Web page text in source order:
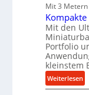
i
e
P
r
o
d
u
k
Mit 3 Metern
Mit den
Portfolio
kleinstem
Weiterlesen:
K